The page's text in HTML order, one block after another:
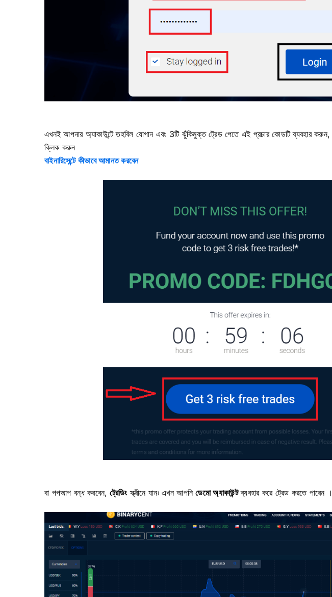
এখনই আপনার অ্যাকাউন্টে তহবিল যোগান এবং 3টি ঝুঁকিমুক্ত ট্রেড পেতে এই প্রচার কোডটি ব্যবহার করুন,
ক্লিক করুন
বাইনারিসেন্টে কীভাবে আমানত করবেন
বা পপআপ বন্ধ করবেন, ট্রেডিংস্ক্রীনে যান৷এখন আপনিডেমো অ্যাকাউন্টব্যবহার করে ট্রেড করতে পারেন ।